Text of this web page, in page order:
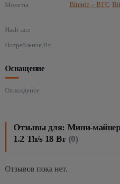
Монеты Bitcoin - BTC·
Hash-rate
Потребление,Вт
Оснащение
Охлаждение
Отзывы для: Мини-майнер
1.2 Th/s 18 Вт (0)
Отзывов пока нет.